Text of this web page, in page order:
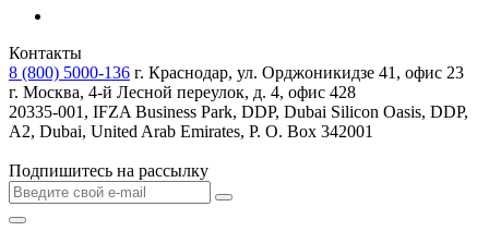
Контакты
8 (800) 5000-136 г. Краснодар, ул. Орджоникидзе 41, офис 23
г. Москва, 4-й Лесной переулок, д. 4, офис 428
20335-001, IFZA Business Park, DDP, Dubai Silicon Oasis, DDP,
A2, Dubai, United Arab Emirates, P. O. Box 342001
Подпишитесь на рассылку